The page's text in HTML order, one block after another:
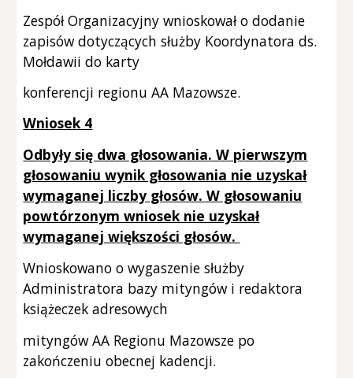
Zespół Organizacyjny wnioskował o dodanie
zapisów dotyczących służby Koordynatora ds.
Mołdawii do karty
konferencji regionu AA Mazowsze.
Wniosek 4
Odbyły się dwa głosowania. W pierwszym
głosowaniu wynik głosowania nie uzyskał
wymaganej liczby głosów. W głosowaniu
powtórzonym wniosek nie uzyskał
wymaganej większości głosów.
Wnioskowano o wygaszenie służby
Administratora bazy mityngów i redaktora
książeczek adresowych
mityngów AA Regionu Mazowsze po
zakończeniu obecnej kadencji.